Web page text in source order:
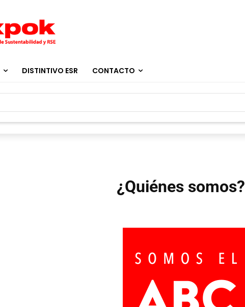
DISTINTIVO ESR CONTACTO
¿Quiénes somos?